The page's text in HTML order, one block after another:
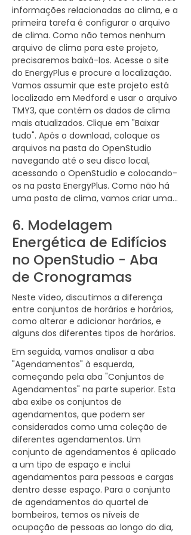
confirme as alturas do plenum. O
compartimento de equipamentos não
possui plenum. Escritórios, armários,
depósitos e espaços similares possuem
plenum. A sala comunitária não possui
plenum. Não aplicaremos nenhum
deslocamento de piso.
Agora terminamos. Clique em "Mesclar
com o OSM atual".
Por fim, selecione a guia "Visualização
3D" no canto superior esquerdo. O
modelo foi criado e os tipos de espaço
foram atribuídos. No próximo vídeo,
continuaremos criando a geometria do
subsolo e fazendo atribuições
seguida, adicione as janelas, que têm
aproximadamente 0,91 metros por 1,83
metros com uma altura de peitoril de
cerca de 2,74 metros. Selecione
"Janela" no menu suspenso, clique no
botão de adição (+), passe o cursor
sobre o local desejado e clique para
posicionar cada janela. Repita esse
processo para todas as janelas e
portas.
Para as portas de vidro, duplique uma
porta existente e altere o tipo para
"porta de vidro". Use a mesma
abordagem para portas semelhantes e,
finalmente, adicione as portas
basculantes selecionando o tipo "porta
basculante". Isso conclui a adição de
todas as janelas e portas. Clique no
botão de recolher para fechar a guia e
confirmar que todos os componentes
subterrâneos foram posicionados. Isso
conclui a lição. Clique no botão
"Mesclar" para mesclar a geometria
com o modelo do OpenStudio e, em
seguida, selecione a guia "Visualização
3D" para ver o produto final.
informações relacionadas ao clima, e a
primeira tarefa é configurar o arquivo
de clima. Como não temos nenhum
arquivo de clima para este projeto,
precisaremos baixá-los. Acesse o site
do EnergyPlus e procure a localização.
Vamos assumir que este projeto está
localizado em Medford e usar o arquivo
TMY3, que contém os dados de clima
mais atualizados. Clique em "Baixar
tudo". Após o download, coloque os
arquivos na pasta do OpenStudio
navegando até o seu disco local,
acessando o OpenStudio e colocando-
os na pasta EnergyPlus. Como não há
uma pasta de clima, vamos criar uma.
Em seguida, vá para "Configurar
arquivo de clima" e navegue até o local
onde o arquivo de clima foi salvo.
Selecione o arquivo EPW, que é o
arquivo de clima do EnergyPlus. Depois,
importe o arquivo de dias de projeto
(.DDY), que é um dos arquivos
baixados. Navegue até a pasta de
clima do EnergyPlus no OpenStudio e
selecione o arquivo DDY. O arquivo de
dimensionamento de projeto é usado
para dimensionar equipamentos
especificados como
"dimensionamento automático" no
projeto. Você pode revisar os
parâmetros de dimensionamento de
projeto e modificá-los, se necessário.
Ainda na aba "Local", você encontrará
as abas "Medidas", usadas para
modelagem energética avançada.
Zonas climáticas podem ser
selecionadas aqui, mas isso será
abordado posteriormente.
Outra tarefa na aba "Local" é
6. Modelagem
Energética de Edifícios
no OpenStudio - Aba
de Cronogramas
Neste vídeo, discutimos a diferença
entre conjuntos de horários e horários,
como alterar e adicionar horários, e
alguns dos diferentes tipos de horários.
Em seguida, vamos analisar a aba
"Agendamentos" à esquerda,
começando pela aba "Conjuntos de
Agendamentos" na parte superior. Esta
aba exibe os conjuntos de
agendamentos, que podem ser
considerados como uma coleção de
diferentes agendamentos. Um
conjunto de agendamentos é aplicado
a um tipo de espaço e inclui
agendamentos para pessoas e cargas
dentro desse espaço. Para o conjunto
de agendamentos do quartel de
bombeiros, temos os níveis de
ocupação de pessoas ao longo do dia,